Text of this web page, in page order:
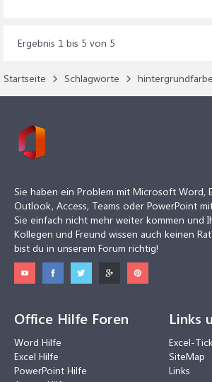
Ergebnis 1 bis 5 von 5
Startseite Schlagworte hintergrundfarbe
Sie haben ein Problem mit Microsoft Word,
Outlook, Access, Teams oder PowerPoint
Sie einfach nicht mehr weiter kommen und
Kollegen und Freund wissen auch keinen
bist du in unserem Forum richtig!
Office Hilfe Foren
Word Hilfe
Excel Hilfe
PowerPoint Hilfe
Links
Excel-
SiteMap
Links